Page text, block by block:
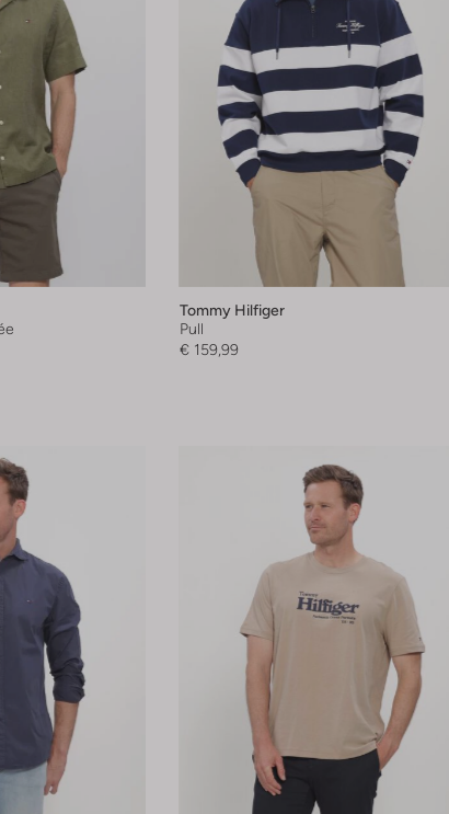
Tommy Hilfiger
Pull
€ 159,99